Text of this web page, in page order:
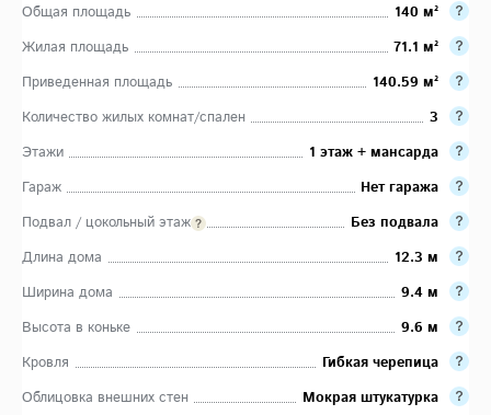
Общая площадь
140 м²
Жилая площадь
71.1 м²
Приведенная площадь
140.59 м²
Количество жилых комнат/спален
3
Этажи
1 этаж + мансарда
Гараж
Нет гаража
Подвал / цокольный этаж
Без подвала
Длина дома
12.3 м
Ширина дома
9.4 м
Высота в коньке
9.6 м
Кровля
Гибкая черепица
Облицовка внешних стен
Мокрая штукатурка